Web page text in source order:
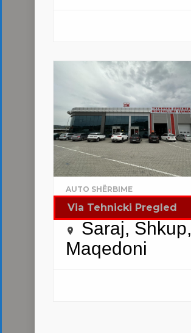
AUTO SHËRBIME
Via Tehnicki Pregled
Saraj, Shkup,
Maqedoni